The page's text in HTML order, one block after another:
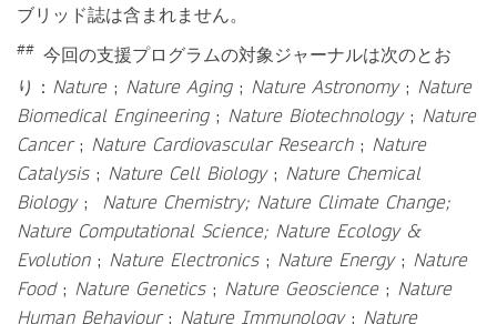
ブリッド誌は含まれません。
## 今回の支援プログラムの対象ジャーナルは次のとお
り： Nature ; Nature Aging ; Nature Astronomy ; Nature
Biomedical Engineering; Nature Biotechnology ; Nature
Cancer; Nature Cardiovascular Research ; Nature
Catalysis ; Nature Cell Biology ; Nature Chemical
Biology ;
Nature Chemistry; Nature Climate Change;
Nature Computational Science; Nature Ecology &
Evolution ; Nature Electronics ; Nature Energy ; Nature
Food ; Nature Genetics ; Nature Geoscience ; Nature
Human Behaviour; Nature Immunology ; Nature